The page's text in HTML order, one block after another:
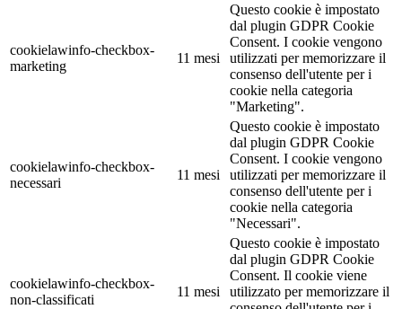
cookielawinfo-checkbox-
marketing
11 mesi
Questo cookie è impostato
dal plugin GDPR Cookie
Consent. I cookie vengono
utilizzati per memorizzare il
consenso dell'utente per i
cookie nella categoria
"Marketing".
cookielawinfo-checkbox-
necessari
11 mesi
Questo cookie è impostato
dal plugin GDPR Cookie
Consent. I cookie vengono
utilizzati per memorizzare il
consenso dell'utente per i
cookie nella categoria
"Necessari".
cookielawinfo-checkbox-
non-classificati
11 mesi
Questo cookie è impostato
dal plugin GDPR Cookie
Consent. Il cookie viene
utilizzato per memorizzare il